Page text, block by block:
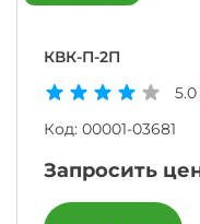
КВК-П-2П
5.0
Код: 00001-03681
Запросить